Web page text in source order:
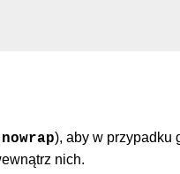
), aby w przypadku
nich.